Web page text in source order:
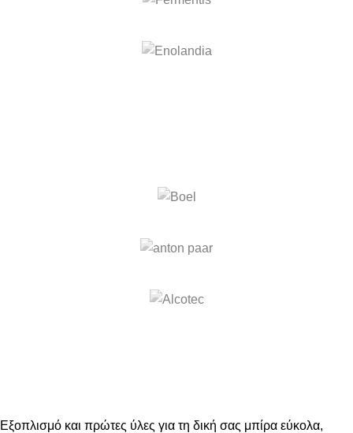
Εξοπλισμό και πρώτες ύλες για τη δική σας μπίρα εύκολα,